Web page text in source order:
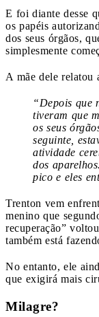
E foi diante desse
os papéis
dos seus órgãos,
simplesmente
A mãe dele relatou
“Depois que
tiveram que
os seus
seguinte,
atividade
dos
pico e eles
Trenton vem
menino que
recuperação”
também está
No entanto, ele
que exigirá mais
Milagre?